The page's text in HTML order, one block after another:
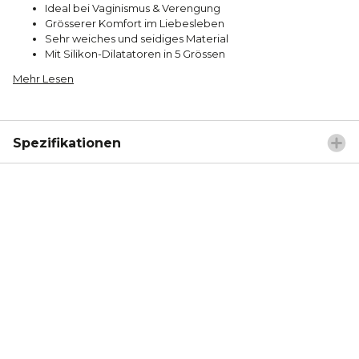
Ideal bei Vaginismus & Verengung
Grösserer Komfort im Liebesleben
Sehr weiches und seidiges Material
Mit Silikon-Dilatatoren in 5 Grössen
Mehr Lesen
Spezifikationen